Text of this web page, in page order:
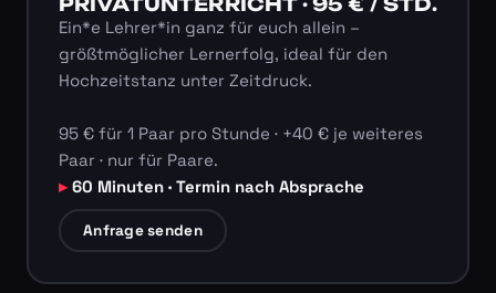
Ein*e Lehrer*in ganz für euch allein –
größtmöglicher Lernerfolg, ideal für den
Hochzeitstanz unter Zeitdruck.
95 € für 1 Paar pro Stunde · +40 € je weiteres
Paar · nur für Paare.
60 Minuten · Termin nach Absprache
Anfrage senden